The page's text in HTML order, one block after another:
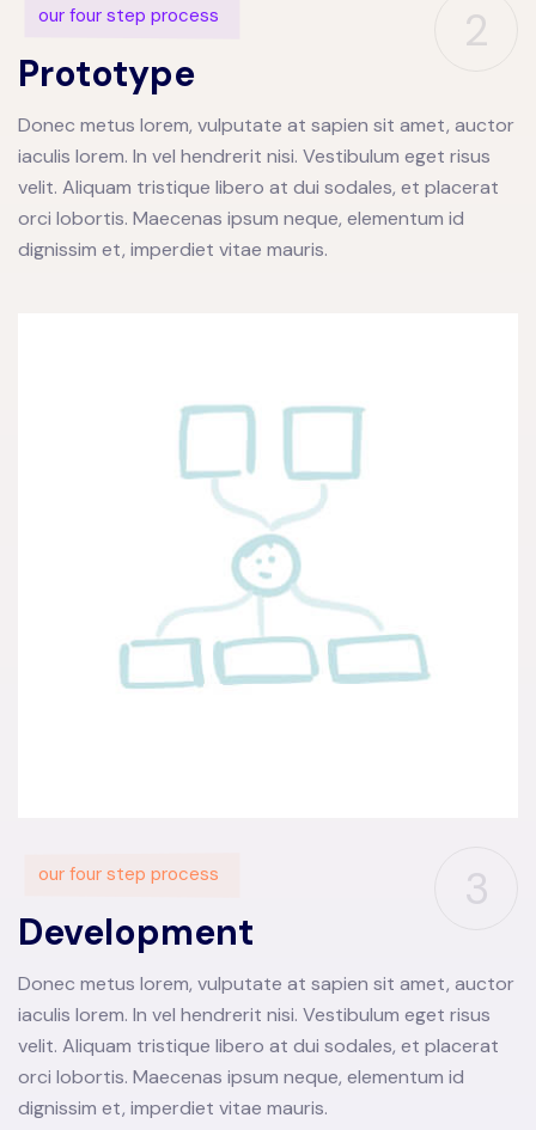
2
our four step process
Prototype
Donec metus lorem, vulputate at sapien sit amet, auctor
iaculis lorem. In vel hendrerit nisi. Vestibulum eget risus
velit. Aliquam tristique libero at dui sodales, et placerat
orci lobortis. Maecenas ipsum neque, elementum id
dignissim et, imperdiet vitae mauris.
3
our four step process
Development
Donec metus lorem, vulputate at sapien sit amet, auctor
iaculis lorem. In vel hendrerit nisi. Vestibulum eget risus
velit. Aliquam tristique libero at dui sodales, et placerat
orci lobortis. Maecenas ipsum neque, elementum id
dignissim et, imperdiet vitae mauris.